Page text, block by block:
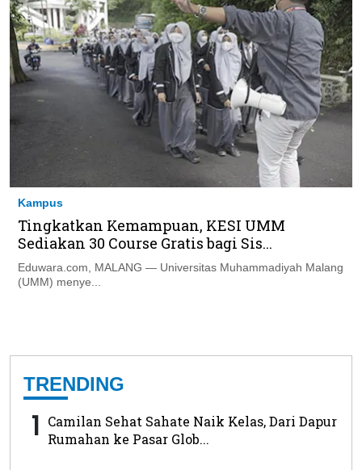
Kampus
Tingkatkan Kemampuan, KESI UMM
Sediakan 30 Course Gratis bagi Sis...
Eduwara.com, MALANG — Universitas Muhammadiyah Malang
(UMM) menye...
TRENDING
1 Camilan Sehat Sahate Naik Kelas, Dari Dapur
Rumahan ke Pasar Glob...